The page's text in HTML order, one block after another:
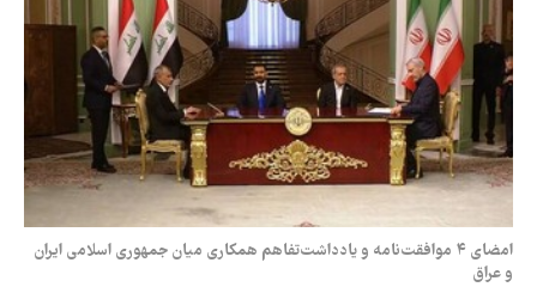
امضای ۴ موافقت‌نامه و یادداشت‌تفاهم همکاری میان جمهوری اسلامی ایران
و عراق